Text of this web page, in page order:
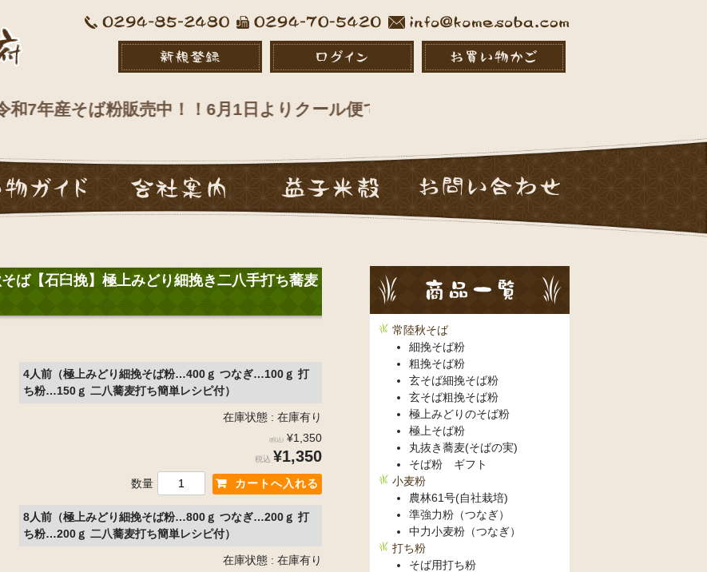
そば粉販売中！！6月1日よりクール便での発送となります。
ば【石臼挽】極上みどり細挽き二八手打ち蕎麦
4人前（極上みどり細挽そば粉…400ｇ つなぎ…100ｇ 打
ち粉…150ｇ 二八蕎麦打ち簡単レシピ付）
在庫状態 : 在庫有り
(税込) ¥1,350
税込 ¥1,350
数量
8人前（極上みどり細挽そば粉…800ｇ つなぎ…200ｇ 打
ち粉…200ｇ 二八蕎麦打ち簡単レシピ付）
在庫状態 : 在庫有り
常陸秋そば
細挽そば粉
粗挽そば粉
玄そば細挽そば粉
玄そば粗挽そば粉
極上みどりのそば粉
極上そば粉
丸抜き蕎麦(そばの実)
そば粉 ギフト
小麦粉
農林61号(自社栽培)
準強力粉（つなぎ）
中力小麦粉（つなぎ）
打ち粉
そば用打ち粉